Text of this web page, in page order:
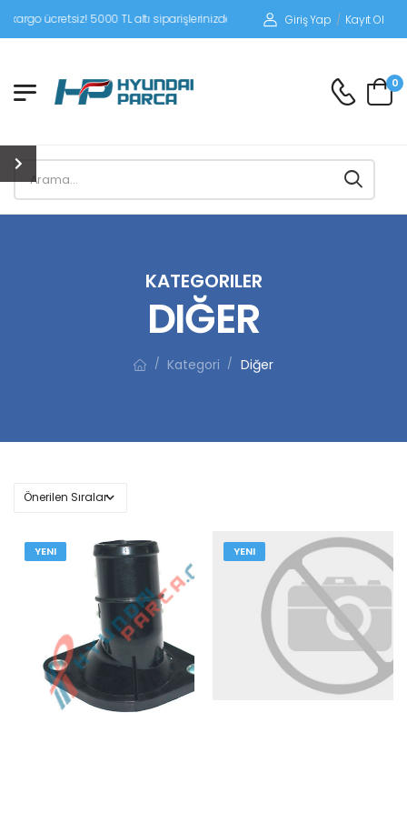
5000 TL altı siparişlerinizde siparişleriniz alıcı ödemeli gönderilir.
Giriş Yap / Kayıt Ol
0
KATEGORILER
DIĞER
/ Kategori / Diğer
YENI YENI